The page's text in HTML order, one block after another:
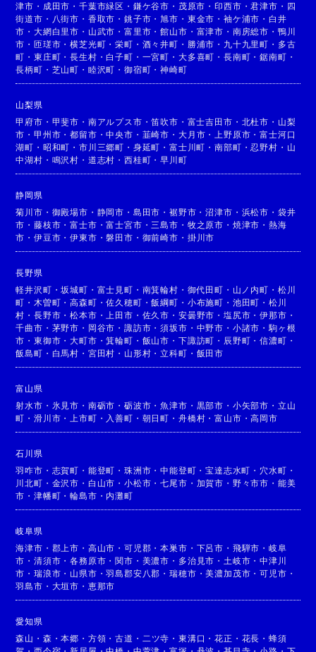
津市 ・ 成田市 ・千葉市緑区 ・ 鎌ケ谷市 ・ 茂原市 ・印西市 ・君津市 ・ 四
街道市 ・ 八街市 ・ 香取市 ・銚子市 ・旭市 ・ 東金市 ・ 袖ケ浦市 ・ 白井
市 ・大網白里市 ・ 山武市 ・富里市 ・館山市 ・ 富津市 ・ 南房総市 ・ 鴨川
市 ・匝瑳市 ・横芝光町 ・栄町 ・ 酒々井町 ・ 勝浦市 ・ 九十九里町 ・ 多古
町 ・東庄町 ・長生村 ・ 白子町 ・ 一宮町 ・ 大多喜町 ・ 長南町 ・鋸南町 ・
長柄町 ・ 芝山町 ・ 睦沢町 ・御宿町 ・神崎町
山梨県
甲府市 ・ 甲斐市 ・ 南アルプス市 ・笛吹市 ・ 富士吉田市 ・ 北杜市 ・ 山梨
市 ・甲州市 ・都留市 ・中央市 ・ 韮崎市 ・ 大月市 ・ 上野原市 ・富士河口
湖町 ・ 昭和町 ・市川三郷町 ・ 身延町 ・富士川町 ・南部町 ・忍野村 ・ 山
中湖村 ・ 鳴沢村 ・ 道志村 ・西桂町 ・早川町
静岡県
菊川市 ・ 御殿場市 ・ 静岡市 ・ 島田市 ・裾野市 ・沼津市 ・ 浜松市 ・ 袋井
市 ・藤枝市 ・富士市 ・富士宮市 ・ 三島市 ・ 牧之原市 ・ 焼津市 ・ 熱海
市 ・伊豆市 ・伊東市 ・磐田市 ・ 御前崎市 ・ 掛川市
長野県
軽井沢町 ・坂城町 ・ 富士見町 ・ 南箕輪村 ・ 御代田町 ・ 山ノ内町 ・ 松川
町 ・ 木曽町 ・高森町 ・佐久穂町 ・飯綱町 ・ 小布施町 ・ 池田町 ・ 松川
村 ・長野市 ・松本市 ・ 上田市 ・ 佐久市 ・ 安曇野市 ・ 塩尻市 ・伊那市 ・
千曲市 ・ 茅野市 ・ 岡谷市 ・諏訪市 ・須坂市 ・ 中野市 ・ 小諸市 ・ 駒ヶ根
市 ・東御市 ・大町市 ・箕輪町 ・ 飯山市 ・ 下諏訪町 ・ 辰野町 ・信濃町 ・
飯島町 ・ 白馬村 ・ 宮田村 ・ 山形村 ・立科町 ・ 飯田市
富山県
射水市 ・ 氷見市 ・ 南砺市 ・砺波市 ・魚津市 ・ 黒部市 ・ 小矢部市 ・ 立山
町 ・滑川市 ・ 上市町 ・ 入善町 ・ 朝日町 ・ 舟橋村 ・富山市 ・高岡市
石川県
羽咋市 ・ 志賀町 ・ 能登町 ・珠洲市 ・中能登町 ・宝達志水町 ・ 穴水町 ・
川北町 ・ 金沢市 ・ 白山市 ・小松市 ・七尾市 ・ 加賀市 ・ 野々市市 ・ 能美
市 ・津幡町 ・輪島市 ・ 内灘町
岐阜県
海津市 ・ 郡上市 ・ 高山市 ・可児郡 ・本巣市 ・ 下呂市 ・ 飛騨市 ・ 岐阜
市 ・清須市 ・各務原市 ・関市 ・ 美濃市 ・ 多治見市 ・ 土岐市 ・中津川
市 ・瑞浪市 ・ 山県市 ・羽島郡安八郡 ・瑞穂市 ・美濃加茂市 ・可児市 ・
羽島市 ・ 大垣市 ・ 恵那市
愛知県
森山 ・ 森 ・本郷 ・ 方領 ・古道 ・ 二ツ寺 ・ 東溝口 ・花正 ・ 花長 ・ 蜂須